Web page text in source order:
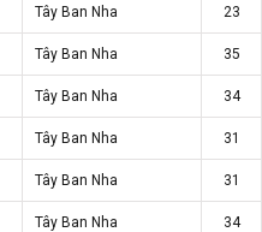
Tây Ban Nha 23
Tây Ban Nha 35
Tây Ban Nha 34
Tây Ban Nha 31
Tây Ban Nha 31
Tây Ban Nha 34